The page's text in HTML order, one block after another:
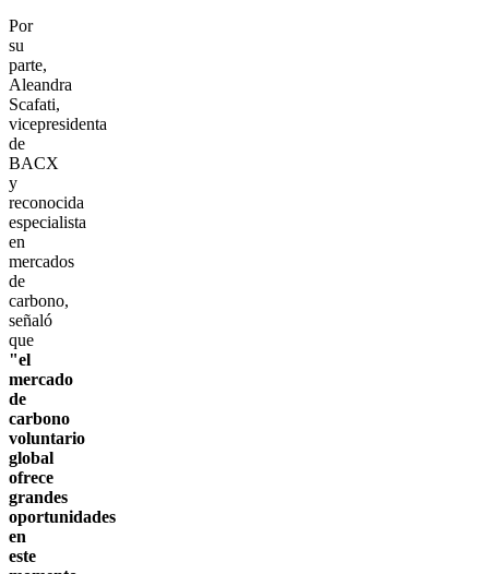
Por
su
parte,
Aleandra
Scafati,
vicepresidenta
de
BACX
y
reconocida
especialista
en
mercados
de
carbono,
señaló
que
"el
mercado
de
carbono
voluntario
global
ofrece
grandes
oportunidades
en
este